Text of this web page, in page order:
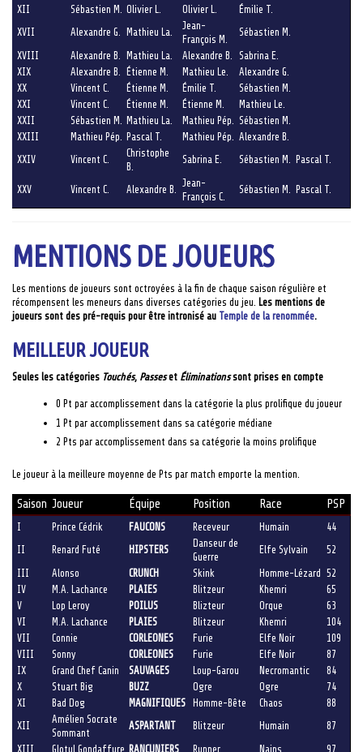
XII
Sébastien M. Olivier L. Olivier L.
Émilie T.
XVII
Alexandre G. Mathieu La.
Jean-
François M.
Sébastien M.
XVIII
Alexandre B. Mathieu La. Alexandre B.
Sabrina E.
XIX
Alexandre B. Étienne M. Mathieu Le.
Alexandre G.
XX
Vincent C. Étienne M. Émilie T.
Sébastien M.
XXI
Vincent C. Étienne M. Étienne M.
Mathieu Le.
XXII
Sébastien M. Mathieu La. Mathieu Pép.
Sébastien M.
XXIII
Mathieu Pép. Pascal T. Mathieu Pép.
Alexandre B.
XXIV
Vincent C.
Christophe
B.
Sabrina E. Sébastien M. Pascal T.
XXV Vincent C. Alexandre B.
Jean-
François C.
Sébastien M. Pascal T.
MENTIONS DE JOUEURS
Les mentions de joueurs sont octroyées à la fin de chaque saison régulière et
récompensent les meneurs dans diverses catégories du jeu. Les mentions de
joueurs sont des pré-requis pour être intronisé au Temple de la renommée.
MEILLEUR JOUEUR
Seules les catégories Touchés, Passeset Éliminationssont prises en compte
0 Pt par accomplissement dans la catégorie la plus prolifique du joueur
1 Pt par accomplissement dans sa catégorie médiane
2 Pts par accomplissement dans sa catégorie la moins prolifique
Le joueur à la meilleure moyenne de Pts par match emporte la mention.
Saison Joueur Équipe Position Race PSP
I Prince Cédrik FAUCONS Receveur Humain
44
II
Renard Futé HIPSTERS
Danseur de
Guerre
Elfe Sylvain
52
III
Alonso CRUNCH Skink Homme-Lézard 52
IV
M.A. Lachance PLAIES Blitzeur Khemri
65
V
Lop Leroy POILUS Blizteur Orque
63
VI
M.A. Lachance PLAIES Blitzeur Khemri
104
VII
Connie CORLEONES Furie Elfe Noir
109
VIII
Sonny CORLEONES Furie Elfe Noir
87
IX
Grand Chef Canin SAUVAGES Loup-Garou Necromantic
84
X
Stuart Big BUZZ Ogre Ogre
74
XI
Bad Dog MAGNIFIQUES Homme-Bête Chaos
88
XII
Amélien Socrate
Sommant
ASPARTANT Blitzeur Humain
87
XIII
Glotul Gondaffure RANCUNIERS Runner Nains 97